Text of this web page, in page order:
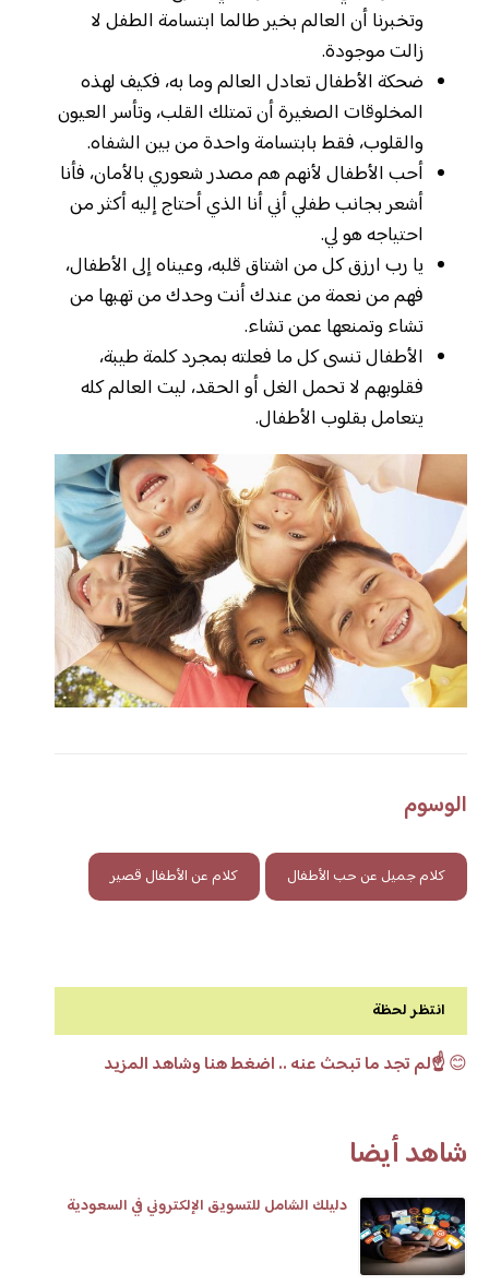
وتخبرنا أن العالم بخير طالما ابتسامة الطفل لا
زالت موجودة.
ضحكة الأطفال تعادل العالم وما به، فكيف لهذه
المخلوقات الصغيرة أن تمتلك القلب، وتأسر العيون
والقلوب، فقط بابتسامة واحدة من بين الشفاه.
أحب الأطفال لأنهم هم مصدر شعوري بالأمان، فأنا
أشعر بجانب طفلي أني أنا الذي أحتاج إليه أكثر من
احتياجه هو لي.
يا رب ارزق كل من اشتاق قلبه، وعيناه إلى الأطفال،
فهم من نعمة من عندك أنت وحدك من تهبها من
تشاء وتمنعها عمن تشاء.
الأطفال تنسى كل ما فعلته بمجرد كلمة طيبة،
فقلوبهم لا تحمل الغل أو الحقد، ليت العالم كله
يتعامل بقلوب الأطفال.
الوسوم
كلام جميل عن حب الأطفال كلام عن الأطفال قصير
انتظر لحظة
😊☝️لم تجد ما تبحث عنه .. اضغط هنا وشاهد المزيد
شاهد أيضا
دليلك الشامل للتسويق الإلكتروني في السعودية